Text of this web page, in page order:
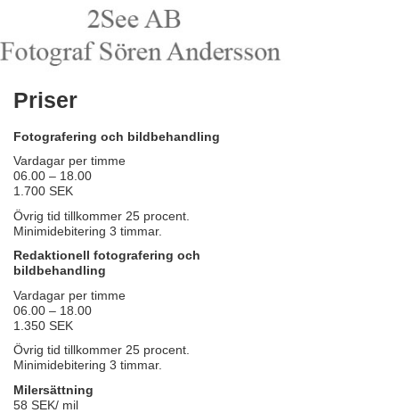
Priser
Fotografering och bildbehandling
Vardagar per timme
06.00 – 18.00
1.700 SEK
Övrig tid tillkommer 25 procent.
Minimidebitering 3 timmar.
Redaktionell fotografering och
bildbehandling
Vardagar per timme
06.00 – 18.00
1.350 SEK
Övrig tid tillkommer 25 procent.
Minimidebitering 3 timmar.
Milersättning
58 SEK/ mil